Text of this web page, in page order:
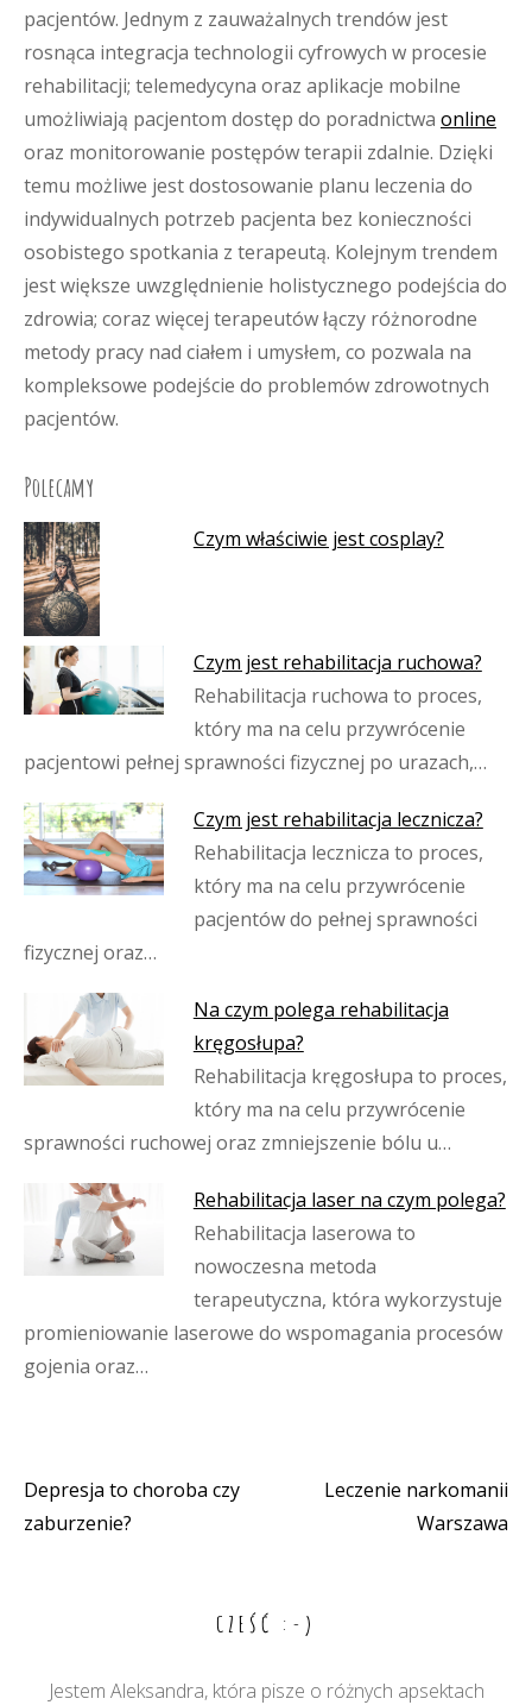
pacjentów. Jednym z zauważalnych trendów jest
rosnąca integracja technologii cyfrowych w procesie
rehabilitacji; telemedycyna oraz aplikacje mobilne
umożliwiają pacjentom dostęp do poradnictwa online
oraz monitorowanie postępów terapii zdalnie. Dzięki
temu możliwe jest dostosowanie planu leczenia do
indywidualnych potrzeb pacjenta bez konieczności
osobistego spotkania z terapeutą. Kolejnym trendem
jest większe uwzględnienie holistycznego podejścia do
zdrowia; coraz więcej terapeutów łączy różnorodne
metody pracy nad ciałem i umysłem, co pozwala na
kompleksowe podejście do problemów zdrowotnych
pacjentów.
Polecamy
Czym właściwie jest cosplay?
Czym jest rehabilitacja ruchowa?
Rehabilitacja ruchowa to proces,
który ma na celu przywrócenie
pacjentowi pełnej sprawności fizycznej po urazach,…
Czym jest rehabilitacja lecznicza?
Rehabilitacja lecznicza to proces,
który ma na celu przywrócenie
pacjentów do pełnej sprawności
fizycznej oraz…
Na czym polega rehabilitacja
kręgosłupa?
Rehabilitacja kręgosłupa to proces,
który ma na celu przywrócenie
sprawności ruchowej oraz zmniejszenie bólu u…
Rehabilitacja laser na czym polega?
Rehabilitacja laserowa to
nowoczesna metoda
terapeutyczna, która wykorzystuje
promieniowanie laserowe do wspomagania procesów
gojenia oraz…
Nawigacja
Depresja to choroba czy
zaburzenie?
Leczenie narkomanii
Warszawa
CZEŚĆ :-)
Jestem Aleksandra, która pisze o różnych apsektach